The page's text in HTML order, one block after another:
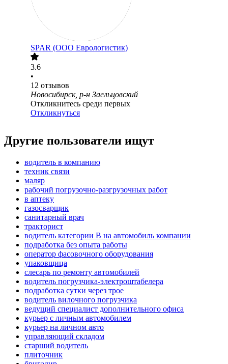
SPAR (ООО Еврологистик)
3.6
•
12 отзывов
Новосибирск, р-н Заельцовский
Откликнитесь среди первых
Откликнуться
Другие пользователи ищут
водитель в компанию
техник связи
маляр
рабочий погрузочно-разгрузочных работ
в аптеку
газосварщик
санитарный врач
тракторист
водитель категории B на автомобиль компании
подработка без опыта работы
оператор фасовочного оборудования
упаковщица
слесарь по ремонту автомобилей
водитель погрузчика-электроштабелера
подработка сутки через трое
водитель вилочного погрузчика
ведущий специалист дополнительного офиса
курьер с личным автомобилем
курьер на личном авто
управляющий складом
старший водитель
плиточник